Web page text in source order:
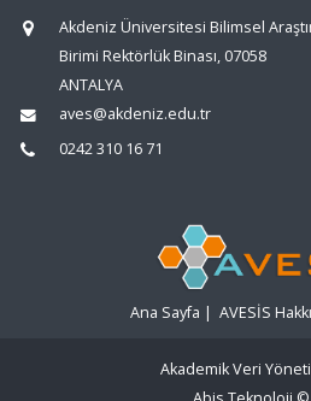
Akdeniz Üniversitesi Bilimsel
Birimi Rektörlük Binası, 07058
ANTALYA
aves@akdeniz.edu.tr
0242 310 16 71
Ana Sayfa | AVESİS
Akademik Veri